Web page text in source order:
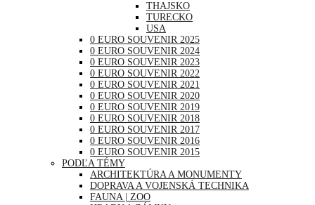
THAJSKO
TURECKO
USA
0 EURO SOUVENIR 2025
0 EURO SOUVENIR 2024
0 EURO SOUVENIR 2023
0 EURO SOUVENIR 2022
0 EURO SOUVENIR 2021
0 EURO SOUVENIR 2020
0 EURO SOUVENIR 2019
0 EURO SOUVENIR 2018
0 EURO SOUVENIR 2017
0 EURO SOUVENIR 2016
0 EURO SOUVENIR 2015
PODĽA TÉMY
ARCHITEKTÚRA A MONUMENTY
DOPRAVA A VOJENSKÁ TECHNIKA
FAUNA | ZOO